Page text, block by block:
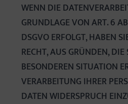
WENN DIE
GRUNDLAGE VON ART. 6
DSGVO ERFOLGT, HABEN
RECHT, AUS GRÜNDEN,
BESONDEREN SITUATION
VERARBEITUNG IHRER
DATEN WIDERSPRUCH